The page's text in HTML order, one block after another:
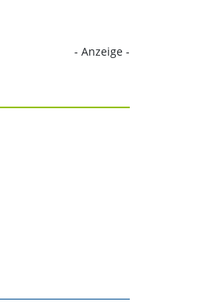
- Anzeige -